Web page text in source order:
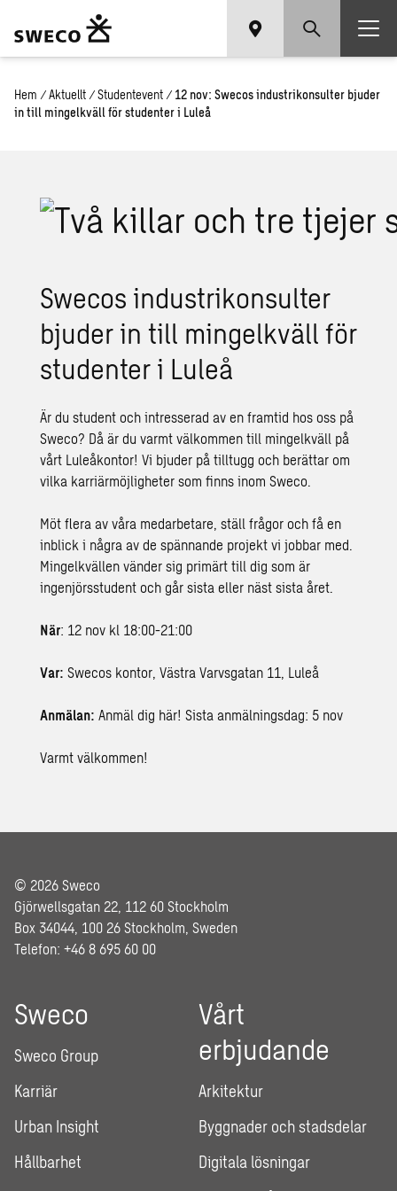
Hem / Aktuellt / Studentevent / 12 nov: Swecos industrikonsulter bjuder
in till mingelkväll för studenter i Luleå
Swecos industrikonsulter
bjuder in till mingelkväll för
studenter i Luleå
Är du student och intresserad av en framtid hos oss på
Sweco? Då är du varmt välkommen till mingelkväll på
vårt Luleåkontor! Vi bjuder på tilltugg och berättar om
vilka karriärmöjligheter som finns inom Sweco.
Möt flera av våra medarbetare, ställ frågor och få en
inblick i några av de spännande projekt vi jobbar med.
Mingelkvällen vänder sig primärt till dig som är
ingenjörsstudent och går sista eller näst sista året.
När: 12 nov kl 18:00-21:00
Var: Swecos kontor, Västra Varvsgatan 11, Luleå
Anmälan: Anmäl dig här! Sista anmälningsdag: 5 nov
Varmt välkommen!
© 2026 Sweco
Gjörwellsgatan 22, 112 60 Stockholm
Box 34044, 100 26 Stockholm, Sweden
Telefon: +46 8 695 60 00
Sweco
Sweco Group
Karriär
Urban Insight
Hållbarhet
Vårt
erbjudande
Arkitektur
Byggnader och stadsdelar
Digitala lösningar